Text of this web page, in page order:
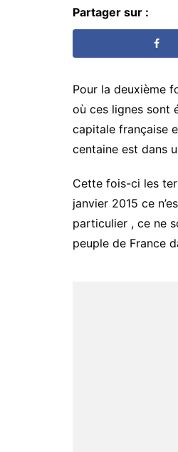
Partager sur :
Pour la deuxième
où ces lignes sont
capitale française
centaine est dans
Cette fois-ci les
janvier 2015 ce
particulier , ce ne
peuple de France